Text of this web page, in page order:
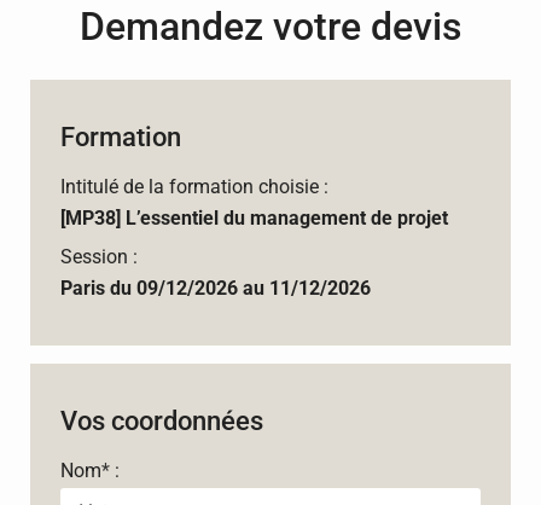
Demandez votre devis
Formation
Intitulé de la formation choisie :
[MP38] L’essentiel du management de projet
Session :
Paris du 09/12/2026 au 11/12/2026
Vos coordonnées
Nom* :